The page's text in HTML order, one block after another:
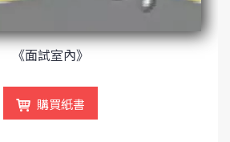
《面試室內》
購買紙書